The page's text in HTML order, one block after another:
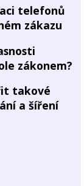
telefonů
zákazu
zákonem?
takové
a šíření